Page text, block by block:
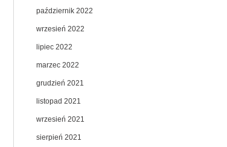
październik 2022
wrzesień 2022
lipiec 2022
marzec 2022
grudzień 2021
listopad 2021
wrzesień 2021
sierpień 2021